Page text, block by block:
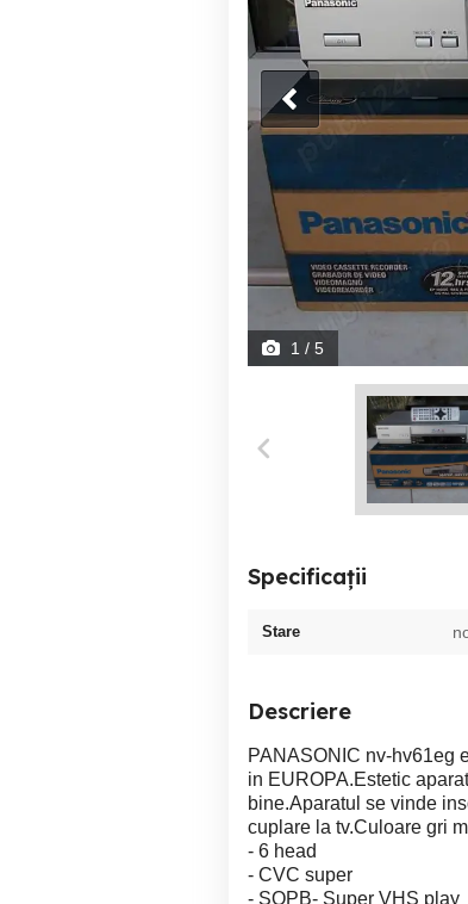
1 / 5
Specificații
Stare
Descriere
PANASONIC nv-hv61eg
in EUROPA.Estetic
bine.Aparatul se vinde
cuplare la tv.Culoare gri
- 6 head
- CVC super
- SQPB- Super VHS play